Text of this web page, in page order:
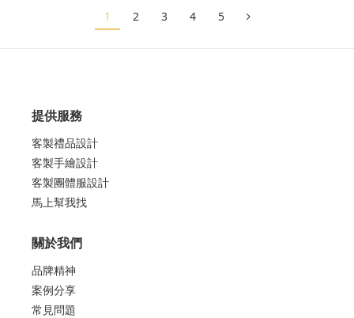
1 2 3 4 5
提供服務
客製禮品設計
客製手繪設計
客製團體服設計
馬上幫我找
關於我們
品牌精神
案例分享
常見問題